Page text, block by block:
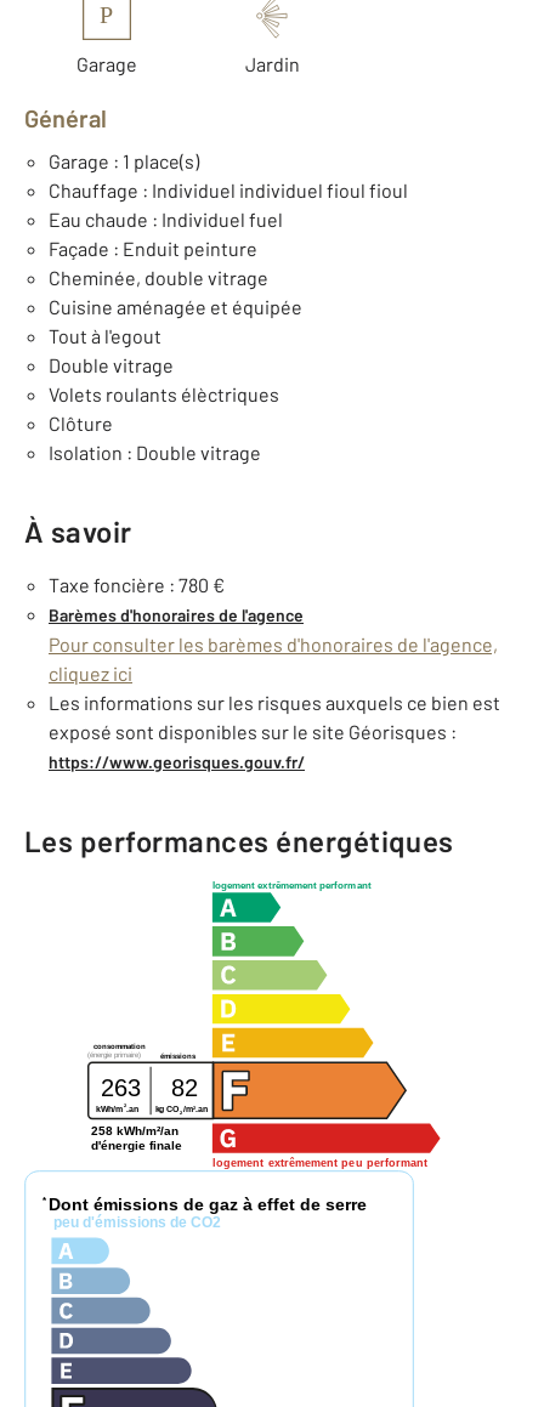
P
Garage Jardin
Général
Garage : 1 place(s)
Chauffage : Individuel individuel fioul fioul
Eau chaude : Individuel fuel
Façade : Enduit peinture
Cheminée, double vitrage
Cuisine aménagée et équipée
Tout à l'egout
Double vitrage
Volets roulants élèctriques
Clôture
Isolation : Double vitrage
À savoir
Taxe foncière : 780 €
Barèmes d'honoraires de l'agence
Pour consulter les barèmes d'honoraires de l'agence,
cliquez ici
Les informations sur les risques auxquels ce bien est
exposé sont disponibles sur le site Géorisques :
https://www.georisques.gouv.fr/
Les performances énergétiques
logement extrêmement performant
logement extrêmement peu performant
consommation
émissions
(énergie primaire)
263 82
kWh/m 2 .an kg CO2/m2 .an
258 kWh/m²/an
d'énergie finale
* Dont émissions de gaz à effet de serre
peu d'émissions de CO2